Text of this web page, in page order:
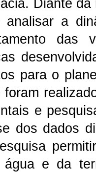
Diante
analisar a
das
para o
foram
e
dos dados
e da